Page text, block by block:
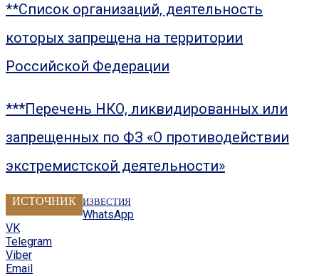
**Список организаций, деятельность
которых запрещена на территории
Российской Федерации
***Перечень НКО, ликвидированных или
запрещенных по ФЗ «О противодействии
экстремистской деятельности»
ИСТОЧНИК ИЗВЕСТИЯ
WhatsApp
VK
Telegram
Viber
Email